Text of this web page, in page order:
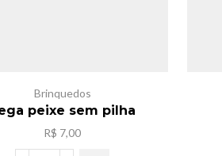
Brinquedos
peixe sem pilha
R$ 7,00